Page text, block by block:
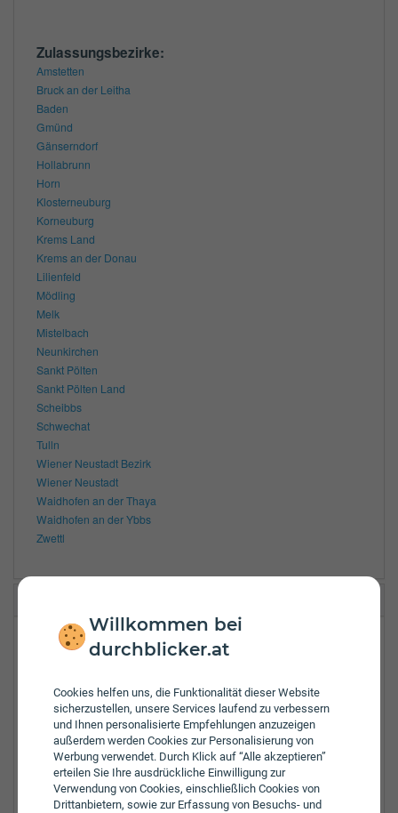
Willkommen bei
durchblicker.at
Cookies helfen uns, die Funktionalität dieser Website
sicherzustellen, unsere Services laufend zu verbessern
und Ihnen personalisierte Empfehlungen anzuzeigen
außerdem werden Cookies zur Personalisierung von
Werbung verwendet. Durch Klick auf “Alle akzeptieren”
erteilen Sie Ihre ausdrückliche Einwilligung zur
Verwendung von Cookies, einschließlich Cookies von
Drittanbietern, sowie zur Erfassung von Besuchs- und
Zulassungsbezirke:
Amstetten
Bruck an der Leitha
Baden
Gmünd
Gänserndorf
Hollabrunn
Horn
Klosterneuburg
Korneuburg
Krems Land
Krems an der Donau
Lilienfeld
Mödling
Melk
Mistelbach
Neunkirchen
Sankt Pölten
Sankt Pölten Land
Scheibbs
Schwechat
Tulln
Wiener Neustadt Bezirk
Wiener Neustadt
Waidhofen an der Thaya
Waidhofen an der Ybbs
Zwettl
Bahnstraße 28
Tel.:+43-664-618-2502
E-Mail: zl-hagenbrunn@carplus.at
Öffnungszeiten:
8:00 - 12:00 und 12:30 - 16:30 Uhr
8:00 - 12:00 und 12:30 - 16:30 Uhr
8:00 - 12:00 und 12:30 - 16:30 Uhr